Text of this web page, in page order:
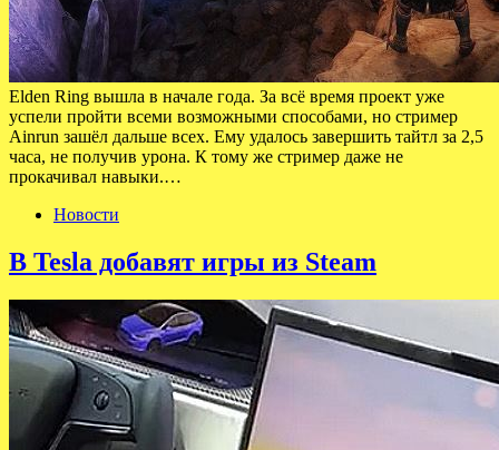
Elden Ring вышла в начале года. За всё время проект уже
успели пройти всеми возможными способами, но стример
Ainrun зашёл дальше всех. Ему удалось завершить тайтл за 2,5
часа, не получив урона. К тому же стример даже не
прокачивал навыки.…
Новости
В Tesla добавят игры из Steam